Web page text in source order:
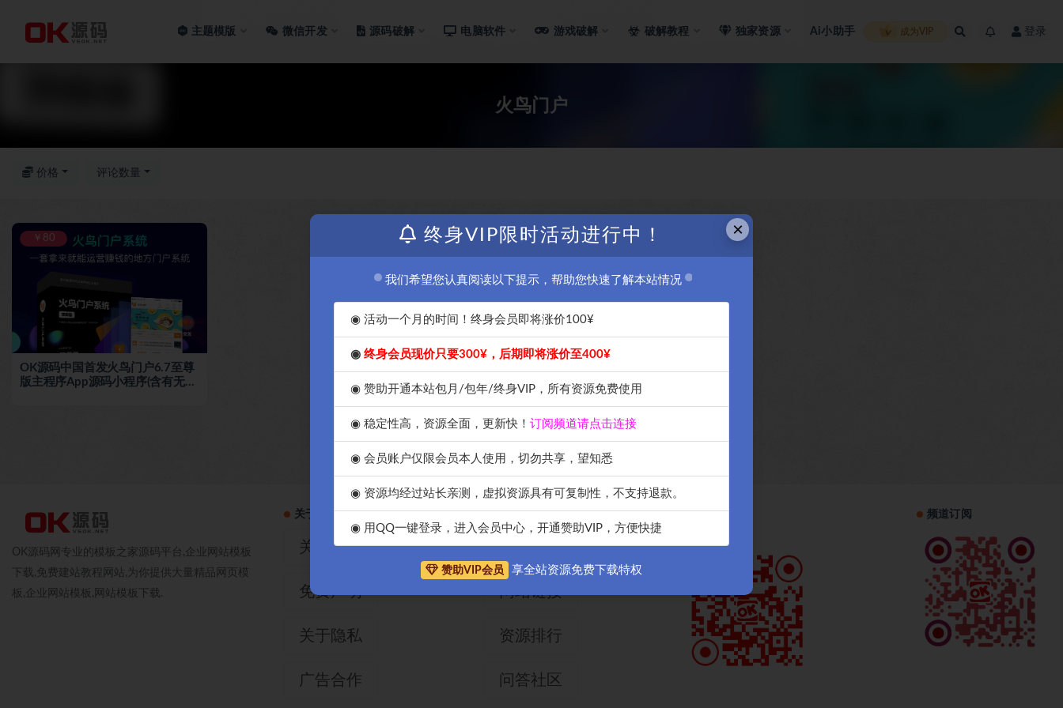
主题模版 微信开发 源码破解 电脑软件 游戏破解 破解教程 独家资源 Ai小助手 成为VIP 登录
火鸟门户
价格 评论数量
￥80
OK源码中国首发火鸟门户6.7至尊
版主程序App源码小程序(含有无直
OK源码网专业的模板之家源码平台,企业网站模板
下载,免费建站教程网站,为你提供大量精品网页模
板,企业网站模板,网站模板下载.
关于本站
关于我们
免费声明
关于隐私
广告合作
导航网址
网站申请
网站链接
资源排行
问答社区
手机访问 频道订阅
×
终身VIP限时活动进行中！
我们希望您认真阅读以下提示，帮助您快速了解本站情况
◉ 活动一个月的时间！终身会员即将涨价100¥
◉ 终身会员现价只要300¥，后期即将涨价至400¥
◉ 赞助开通本站包月/包年/终身VIP，所有资源免费使用
◉ 稳定性高，资源全面，更新快！ 订阅频道请点击连接
◉ 会员账户仅限会员本人使用，切勿共享，望知悉
◉ 资源均经过站长亲测，虚拟资源具有可复制性，不支持退款。
◉ 用QQ一键登录，进入会员中心，开通赞助VIP，方便快捷
赞助VIP会员 享全站资源免费下载特权